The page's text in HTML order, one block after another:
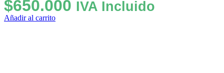
$650.000 IVA Incluido
Añadir al carrito